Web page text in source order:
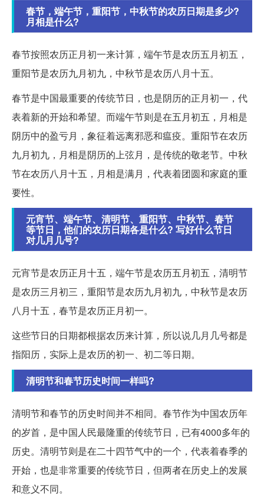
春节，端午节，重阳节，中秋节的农历日期是多少?
月相是什么?
春节按照农历正月初一来计算，端午节是农历五月初五，
重阳节是农历九月初九，中秋节是农历八月十五。
春节是中国最重要的传统节日，也是阴历的正月初一，代
表着新的开始和希望。而端午节则是在五月初五，月相是
阴历中的盈亏月，象征着远离邪恶和瘟疫。重阳节在农历
九月初九，月相是阴历的上弦月，是传统的敬老节。中秋
节在农历八月十五，月相是满月，代表着团圆和家庭的重
要性。
元宵节、端午节、清明节、重阳节、中秋节、春节
等节日，他们的农历日期各是什么? 写好什么节日
对几月几号?
元宵节是农历正月十五，端午节是农历五月初五，清明节
是农历三月初三，重阳节是农历九月初九，中秋节是农历
八月十五，春节是农历正月初一。
这些节日的日期都根据农历来计算，所以说几月几号都是
指阳历，实际上是农历的初一、初二等日期。
清明节和春节历史时间一样吗?
清明节和春节的历史时间并不相同。春节作为中国农历年
的岁首，是中国人民最隆重的传统节日，已有4000多年的
历史。清明节则是在二十四节气中的一个，代表着春季的
开始，也是非常重要的传统节日，但两者在历史上的发展
和意义不同。